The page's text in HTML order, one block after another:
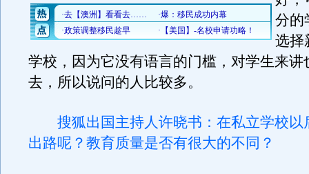
分的
选择
学校，因为它没有语言的门槛，对学生来讲
去，所以说问的人比较多。
搜狐出国主持人许晓书：在私立学校以
出路呢？教育质量是否有很大的不同？